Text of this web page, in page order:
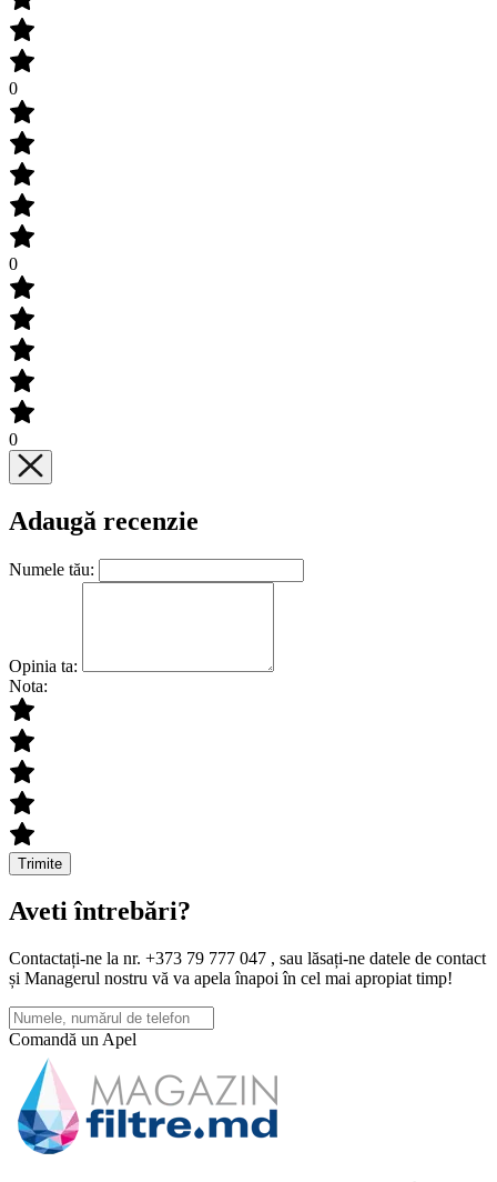
0
0
0
Adaugă recenzie
Numele tău:
Opinia ta:
Nota:
Trimite
Aveti întrebări?
Contactați-ne la nr. +373 79 777 047 , sau lăsați-ne datele de contact
și Managerul nostru vă va apela înapoi în cel mai apropiat timp!
Comandă un Apel